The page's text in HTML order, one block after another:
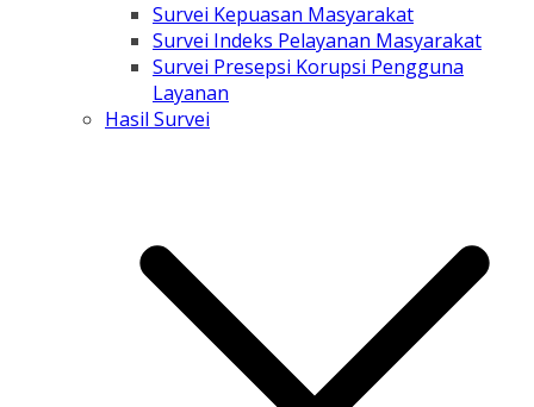
Survei Kepuasan Masyarakat
Survei Indeks Pelayanan Masyarakat
Survei Presepsi Korupsi Pengguna
Layanan
Hasil Survei